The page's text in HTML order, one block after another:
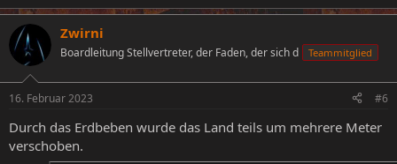
Zwirni
Boardleitung Stellvertreter, der Faden, der sich d Teammitglied
16. Februar 2023 #6
Durch das Erdbeben wurde das Land teils um mehrere Meter
verschoben.